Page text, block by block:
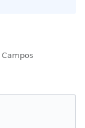
Campos